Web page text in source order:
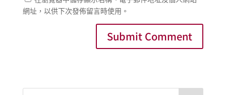
網址，以供下次發佈留言時使用。